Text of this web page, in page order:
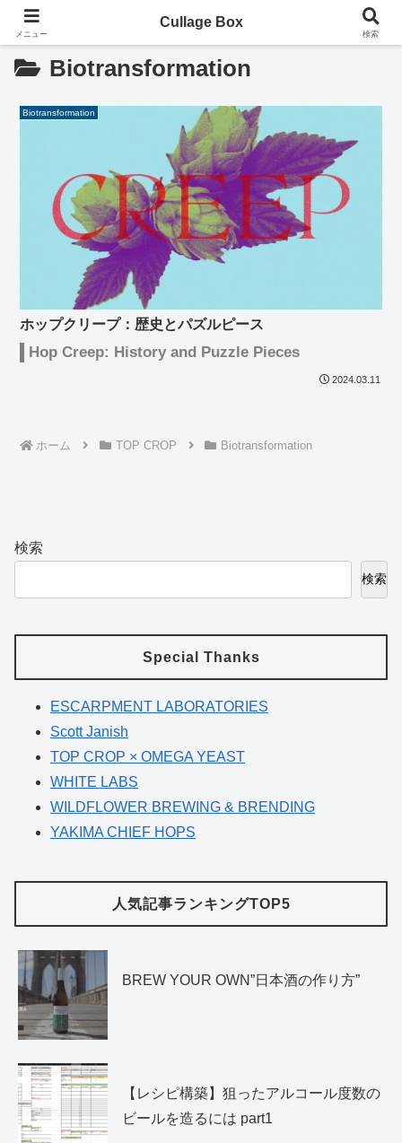
Biotransformation
Biotransformation
ホップクリープ：歴史とパズルピース
Hop Creep: History and Puzzle Pieces
2024.03.11
ホーム TOP CROP Biotransformation
検索
検索
Special Thanks
ESCARPMENT LABORATORIES
Scott Janish
TOP CROP × OMEGA YEAST
WHITE LABS
WILDFLOWER BREWING & BRENDING
YAKIMA CHIEF HOPS
人気記事ランキングTOP5
BREW YOUR OWN”日本酒の作り方”
【レシピ構築】狙ったアルコール度数の
ビールを造るには part1
メニュー
Cullage Box
検索